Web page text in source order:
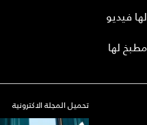
لها فيديو
مطبخ لها
تحميل المجلة الاكترونية